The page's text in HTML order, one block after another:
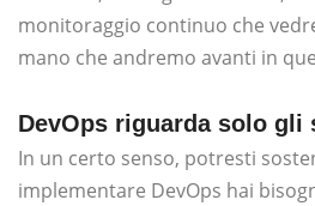
monitoraggio continuo che
mano che andremo avanti in
DevOps riguarda solo gli
In un certo senso, potresti
implementare DevOps hai